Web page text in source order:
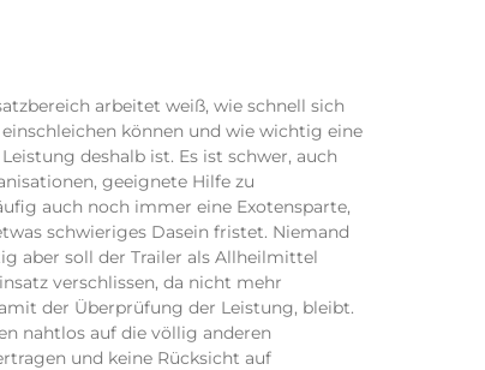
arbeitet weiß, wie schnell sich
können und wie wichtig eine
deshalb ist. Es ist schwer, auch
geeignete Hilfe zu
auch noch immer eine Exotensparte,
schwieriges Dasein fristet. Niemand
aber soll der Trailer als Allheilmittel
verschlissen, da nicht mehr
der Überprüfung der Leistung, bleibt.
nahtlos auf die völlig anderen
und keine Rücksicht auf